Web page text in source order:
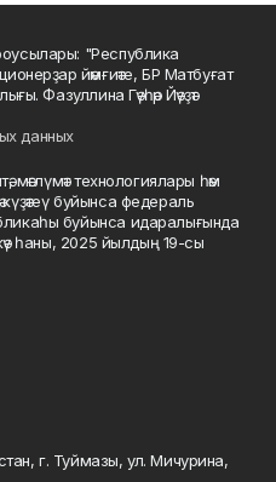
"Республика
йәмғиәте, БР Матбуғат
Фазуллина Гәүһәр Йәүҙәт
данных
мәғлүмәт технологиялары һәм
буйынса федераль
буйынса идаралығында
һаны, 2025 йылдың 19-сы
г. Туймазы, ул. Мичурина,